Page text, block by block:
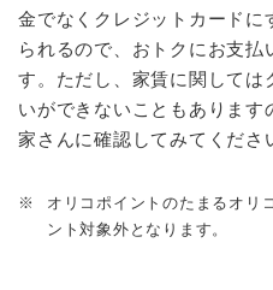
金でなくクレジットカードに
られるので、おトクにお支払
す。ただし、家賃に関しては
いができないこともあります
家さんに確認してみてくださ
※
オリコポイントのたまるオリ
ント対象外となります。